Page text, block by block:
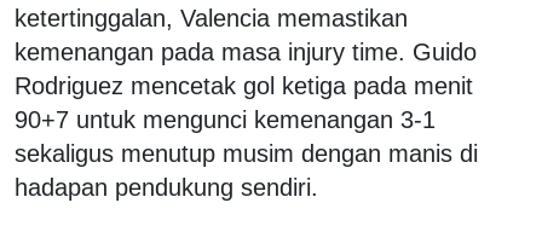
ketertinggalan, Valencia memastikan
kemenangan pada masa injury time. Guido
Rodriguez mencetak gol ketiga pada menit
90+7 untuk mengunci kemenangan 3-1
sekaligus menutup musim dengan manis di
hadapan pendukung sendiri.